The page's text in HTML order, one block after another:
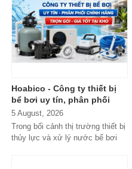
Hoabico - Công ty thiết bị
bể bơi uy tín, phân phối
chính hãng toàn quốc
5 August, 2026
Trong bối cảnh thị trường thiết bị
thủy lực và xử lý nước bể bơi